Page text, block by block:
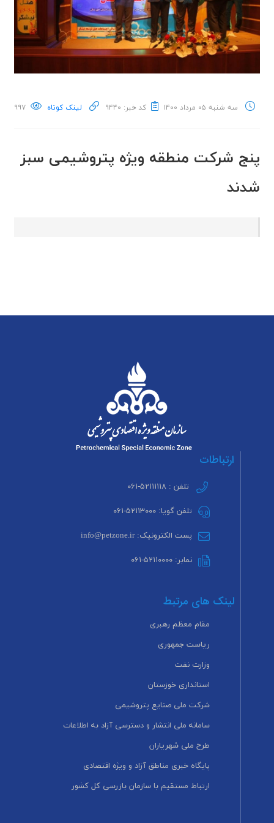
سه شنبه ۰۵ مرداد ۱۴۰۰ کد خبر: ۹۴۴۰ لینک کوتاه ۹۹۷
پنج شرکت منطقه ویژه پتروشیمی سبز
شدند
ارتباطات
تلفن : ۵۲۱۱۱۱۱۸-۰۶۱
تلفن گویا: ۵۲۱۱۳۰۰۰-۰۶۱
پست الکترونیک: info@petzone.ir
نمابر: ۵۲۱۱۰۰۰۰-۰۶۱
لینک های مرتبط
مقام معظم رهبری
ریاست جمهوری
وزارت نفت
استانداری خوزستان
شرکت ملی صنایع پتروشیمی
سامانه ملی انتشار و دسترسی آزاد به اطلاعات
طرح ملی شهریاران
پایگاه خبری مناطق آزاد و ویژه اقتصادی
ارتباط مستقیم با سازمان بازرسی کل کشور